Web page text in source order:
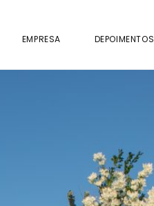
EMPRESA DEPOIMENTOS